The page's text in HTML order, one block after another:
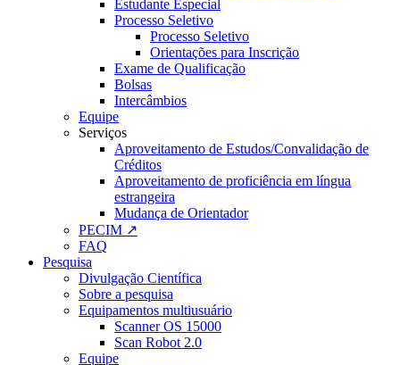
Estudante Especial
Processo Seletivo
Processo Seletivo
Orientações para Inscrição
Exame de Qualificação
Bolsas
Intercâmbios
Equipe
Serviços
Aproveitamento de Estudos/Convalidação de
Créditos
Aproveitamento de proficiência em língua
estrangeira
Mudança de Orientador
PECIM ↗
FAQ
Pesquisa
Divulgação Científica
Sobre a pesquisa
Equipamentos multiusuário
Scanner OS 15000
Scan Robot 2.0
Equipe